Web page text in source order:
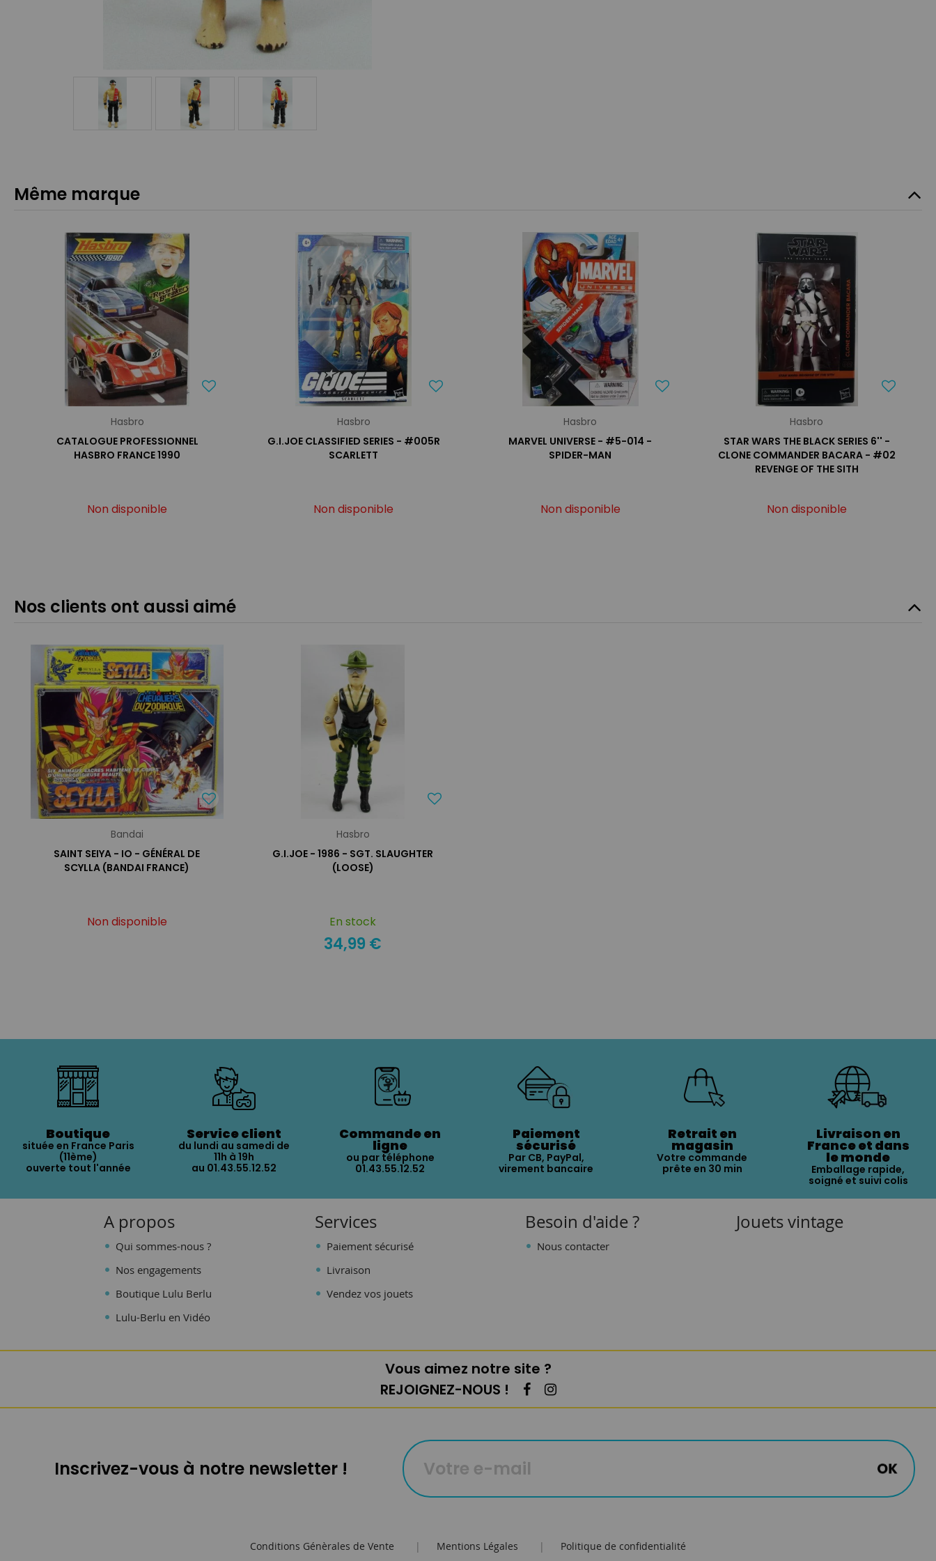
Même marque
Hasbro
CATALOGUE PROFESSIONNEL
HASBRO FRANCE 1990
Non disponible
Hasbro
G.I.JOE CLASSIFIED SERIES - #005R
SCARLETT
Non disponible
Hasbro
MARVEL UNIVERSE - #5-014 -
SPIDER-MAN
Non disponible
Hasbro
STAR WARS THE BLACK SERIES 6'' -
CLONE COMMANDER BACARA - #02
REVENGE OF THE SITH
Non disponible
Nos clients ont aussi aimé
Bandai
SAINT SEIYA - IO - GÉNÉRAL DE
SCYLLA (BANDAI FRANCE)
Non disponible
Hasbro
G.I.JOE - 1986 - SGT. SLAUGHTER
(LOOSE)
En stock
34,99 €
Boutique
située en France Paris
(11ème)
ouverte tout l'année
Service client
du lundi au samedi de
11h à 19h
au 01.43.55.12.52
Commande en
ligne
ou par téléphone
01.43.55.12.52
Paiement
sécurisé
Par CB, PayPal,
virement bancaire
Retrait en
magasin
Votre commande
prête en 30 min
Livraison en
France et dans
le monde
Emballage rapide,
soigné et suivi colis
A propos
Qui sommes-nous ?
Nos engagements
Boutique Lulu Berlu
Lulu-Berlu en Vidéo
Services
Paiement sécurisé
Livraison
Vendez vos jouets
Besoin d'aide ?
Nous contacter
Jouets vintage
Vous aimez notre site ?
REJOIGNEZ-NOUS !
Inscrivez-vous à notre newsletter !
Conditions Génèrales de Vente | Mentions Légales | Politique de confidentialité